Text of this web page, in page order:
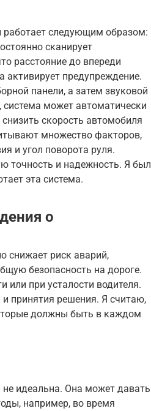
работает следующим образом:
сканирует
расстояние до впереди
предупреждение.
панели, а затем звуковой
система может автоматически
скорость автомобиля
множество факторов,
и угол поворота руля.
точность и надежность. Я был
эта система.
о
снижает риск аварий,
безопасность на дороге.
или при усталости водителя.
принятия решения. Я считаю,
должны быть в каждом
идеальна. Она может давать
например, во время